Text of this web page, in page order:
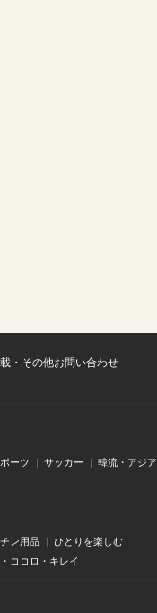
・その他お問い合わせ
ーツ サッカー 韓流・アジア
ン用品 ひとりを楽しむ
ココロ・キレイ